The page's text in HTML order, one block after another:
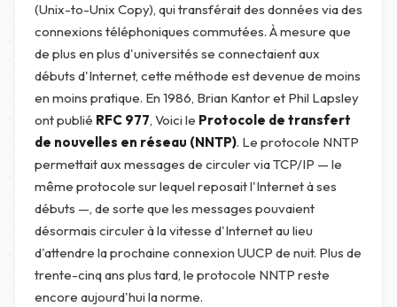
(Unix-to-Unix Copy), qui transférait des données via des
connexions téléphoniques commutées. À mesure que
de plus en plus d'universités se connectaient aux
débuts d'Internet, cette méthode est devenue de moins
en moins pratique. En 1986, Brian Kantor et Phil Lapsley
ont publié RFC 977, Voici le Protocole de transfert
de nouvelles en réseau (NNTP). Le protocole NNTP
permettait aux messages de circuler via TCP/IP — le
même protocole sur lequel reposait l'Internet à ses
débuts —, de sorte que les messages pouvaient
désormais circuler à la vitesse d'Internet au lieu
d'attendre la prochaine connexion UUCP de nuit. Plus de
trente-cinq ans plus tard, le protocole NNTP reste
encore aujourd'hui la norme.